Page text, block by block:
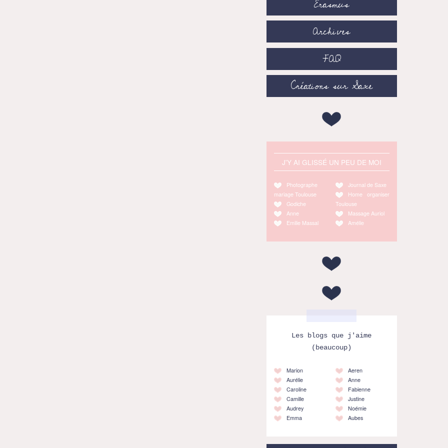
Erasmus
Archives
FAQ
Créations sur Saxe
J'Y AI GLISSÉ UN PEU DE MOI
Photographe
mariage Toulouse
Godiche
Anne
Emilie Massal
Journal de Saxe
Home organiser
Toulouse
Massage Auriol
Amélie
Les blogs que j'aime
(beaucoup)
Marion
Aurélie
Caroline
Camille
Audrey
Emma
Aeren
Anne
Fabienne
Justine
Noémie
Aubes